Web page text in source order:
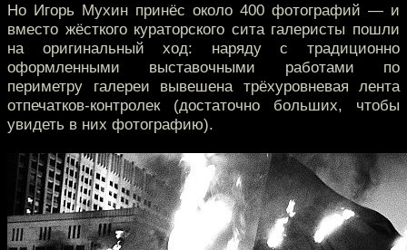
Но Игорь Мухин принёс около 400 фотографий — и
вместо жёсткого кураторского сита галеристы пошли
на оригинальный ход: наряду с традиционно
оформленными выставочными работами по
периметру галереи вывешена трёхуровневая лента
отпечатков-контролек (достаточно больших, чтобы
увидеть в них фотографию).